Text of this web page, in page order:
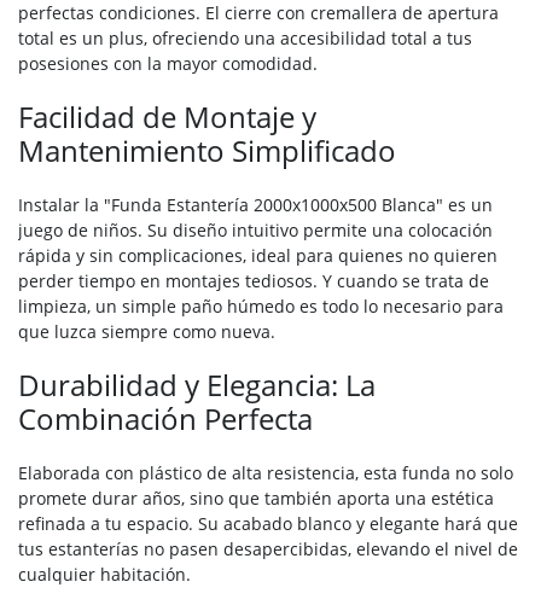
perfectas condiciones. El cierre con cremallera de apertura
total es un plus, ofreciendo una accesibilidad total a tus
posesiones con la mayor comodidad.
Facilidad de Montaje y
Mantenimiento Simplificado
Instalar la "Funda Estantería 2000x1000x500 Blanca" es un
juego de niños. Su diseño intuitivo permite una colocación
rápida y sin complicaciones, ideal para quienes no quieren
perder tiempo en montajes tediosos. Y cuando se trata de
limpieza, un simple paño húmedo es todo lo necesario para
que luzca siempre como nueva.
Durabilidad y Elegancia: La
Combinación Perfecta
Elaborada con plástico de alta resistencia, esta funda no solo
promete durar años, sino que también aporta una estética
refinada a tu espacio. Su acabado blanco y elegante hará que
tus estanterías no pasen desapercibidas, elevando el nivel de
cualquier habitación.